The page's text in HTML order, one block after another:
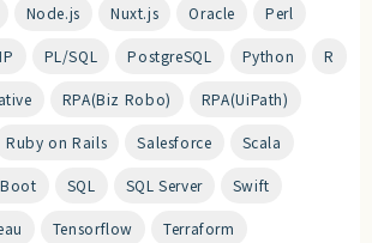
Node.js Nuxt.js Oracle Perl
PL/SQL PostgreSQL Python R
RPA(Biz Robo) RPA(UiPath)
Ruby on Rails Salesforce Scala
SQL SQL Server Swift
Tensorflow Terraform